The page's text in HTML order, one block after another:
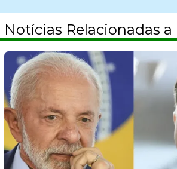
Notícias Relacionadas a